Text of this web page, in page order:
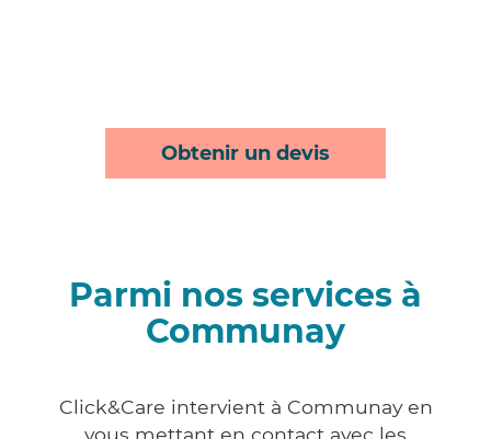
Obtenir un devis
Parmi nos services à
Communay
Click&Care intervient à Communay en